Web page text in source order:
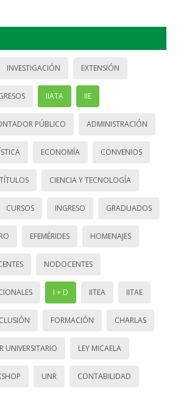
INVESTIGACIÓN EXTENSIÓN
IIATA IIE
PÚBLICO ADMINISTRACIÓN
ECONOMÍA CONVENIOS
CIENCIA Y TECNOLOGÍA
CURSOS INGRESO GRADUADOS
EFEMÉRIDES HOMENAJES
NODOCENTES
I + D IITEA IITAE
FORMACIÓN CHARLAS
UNIVERSITARIO LEY MICAELA
UNR CONTABILIDAD